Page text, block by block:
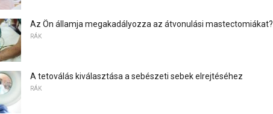
Az Ön államja megakadályozza az átvonulási mastectomiákat?
RÁK
A tetoválás kiválasztása a sebészeti sebek elrejtéséhez
RÁK